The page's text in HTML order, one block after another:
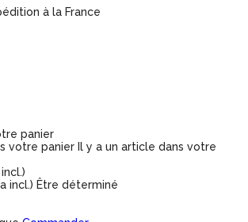
à la France
panier
votre panier Il y a un article dans votre
incl.) Être déterminé